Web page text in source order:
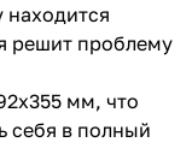
решит проблему
мм, что
себя в полный